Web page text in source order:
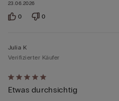
23.06.2026
0 0
Mit
5
Julia K
Verifizierter Käufer
Etwas durchsichtig